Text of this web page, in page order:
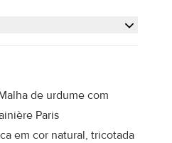
de urdume com
Paris
em cor natural, tricotada